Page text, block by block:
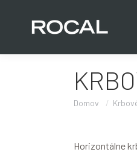
Domov
Horizontálne